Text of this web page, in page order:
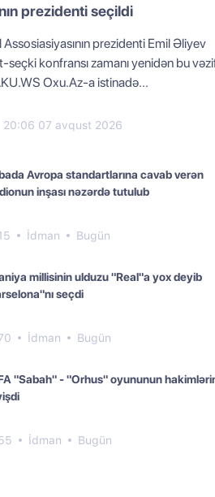
prezidenti seçildi
prezidenti Emil Əliyev
seçki konfransı zamanı yenidən bu
Oxu.Az-a istinadə...
20:06 07 avqust 2026
Avropa standartlarına cavab verən
inşası nəzərdə tutulub
İdman Bugün
millisinin ulduzu "Real"a yox deyib
seçdi
İdman Bugün
"Sabah" - "Orhus" oyununun
İdman Bugün